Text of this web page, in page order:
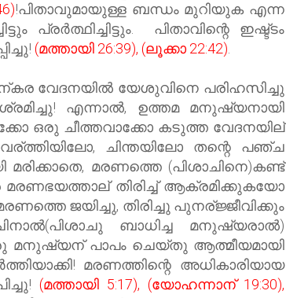
!പിതാവുമായുള്ള ബന്ധം മുറിയുക എന്ന
പ്രർത്ഥിച്ചിട്ടും. പിതാവിന്റെ ഇഷ്ട്ടം
(മത്തായി 26:39), (ലൂക്കാ 22:42).
വേദനയില്‍ യേശുവിനെ പരിഹസിച്ചു
ശ്രമിച്ചു! എന്നാല്‍, ഉത്തമ മനുഷ്യനായി
ഒരു ചീത്തവാക്കോ കടുത്ത വേദനയില്
ചിന്തയിലോ തന്റെ പഞ്ച
മരണത്തെ (പിശാചിനെ)കണ്ട്
തിരിച്ച് ആക്രമിക്കുകയോ
ജയിച്ചു, തിരിച്ചു പുനര്ജ്ജീവിക്കും
ബാധിച്ച മനുഷ്യരാല്‍)
മനുഷ്യന് പാപം ചെയ്തു ആത്മീയമായി
മരണത്തിന്റെ അധികാരിയായ
(മത്തായി 5:17), (യോഹന്നാന് 19:30),